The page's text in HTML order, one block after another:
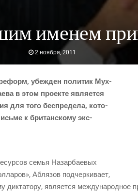
именем
2 ноября, 2011
убеж­ден поли­тик Мух­
в этом про­ек­те явля­ет­ся
для того бес­пре­де­ла, кото­
к бри­тан­ско­му экс-
семья Назар­ба­е­вых
Абля­зов под­чер­ки­ва­ет,
дик­та­то­ру, явля­ет­ся меж­ду­на­род­ное